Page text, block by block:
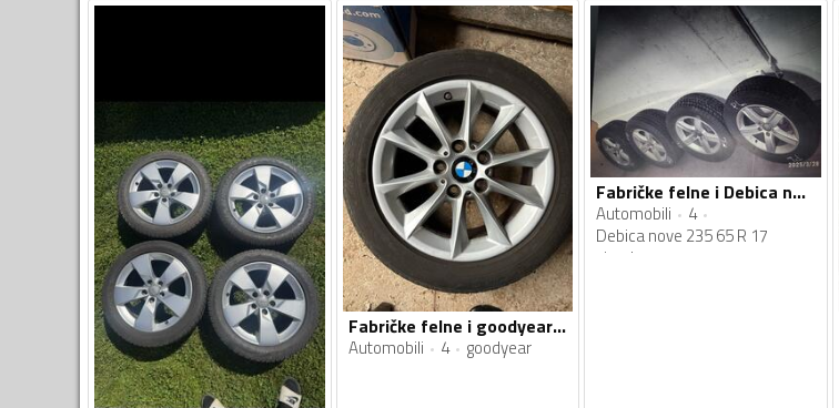
Fabričke felne i goodyear gume
Automobili 4 goodyear
Fabričke felne i Debica nove 235 65 R 17 zimske gume
Automobili
4
Debica nove 235 65 R 17
zimske